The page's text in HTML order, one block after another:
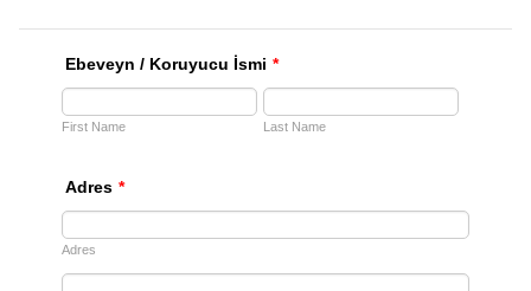
Ebeveyn / Koruyucu İsmi *
First Name Last Name
Adres *
Adres